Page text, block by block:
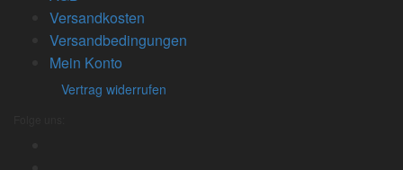
Versandkosten
Versandbedingungen
Mein Konto
Vertrag widerrufen